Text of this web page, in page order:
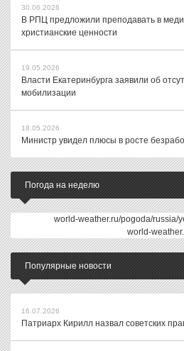
30.06.2026
В РПЦ предложили преподавать в
христианские ценности
19.05.2026
Власти Екатеринбурга заявили об
мобилизации
18.05.2026
Министр увидел плюсы в росте
Погода на неделю
world-weather.ru/pogoda/russia/
world-
Популярные новости
16.07.2026
Патриарх Кирилл назвал советских